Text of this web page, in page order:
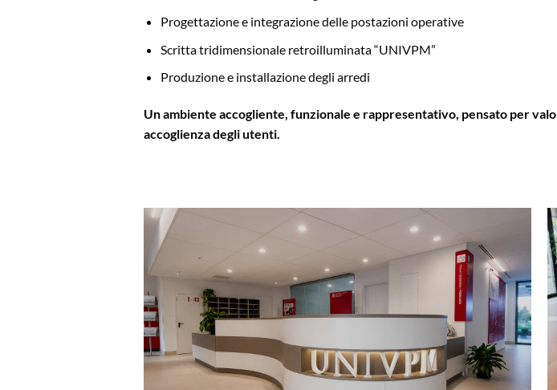
Progettazione e integrazione delle postazioni operative
Scritta tridimensionale retroilluminata “UNIVPM”
Produzione e installazione degli arredi
Un ambiente accogliente, funzionale e rappresentativo, pensato per
accoglienza degli utenti.